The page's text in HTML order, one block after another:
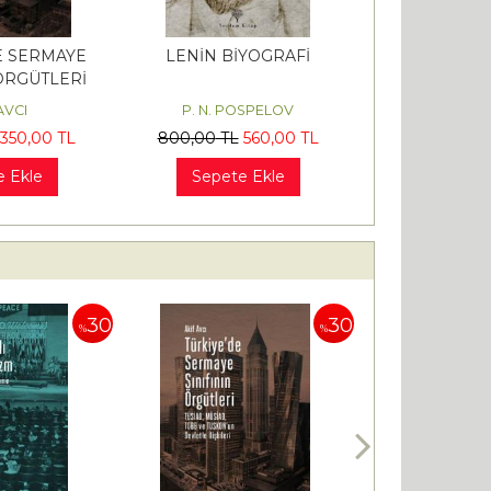
SERMAYE
350,00 TL
Ekle
LENİN BİYOGRAFİ
P. N. POSPELOV
800,00TL 560,00 TL
Sepete Ekle
%30 %30